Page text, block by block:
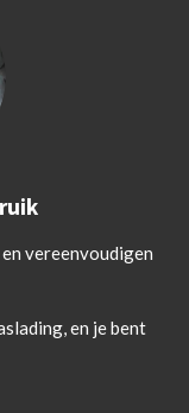
vereenvoudigen
en je bent